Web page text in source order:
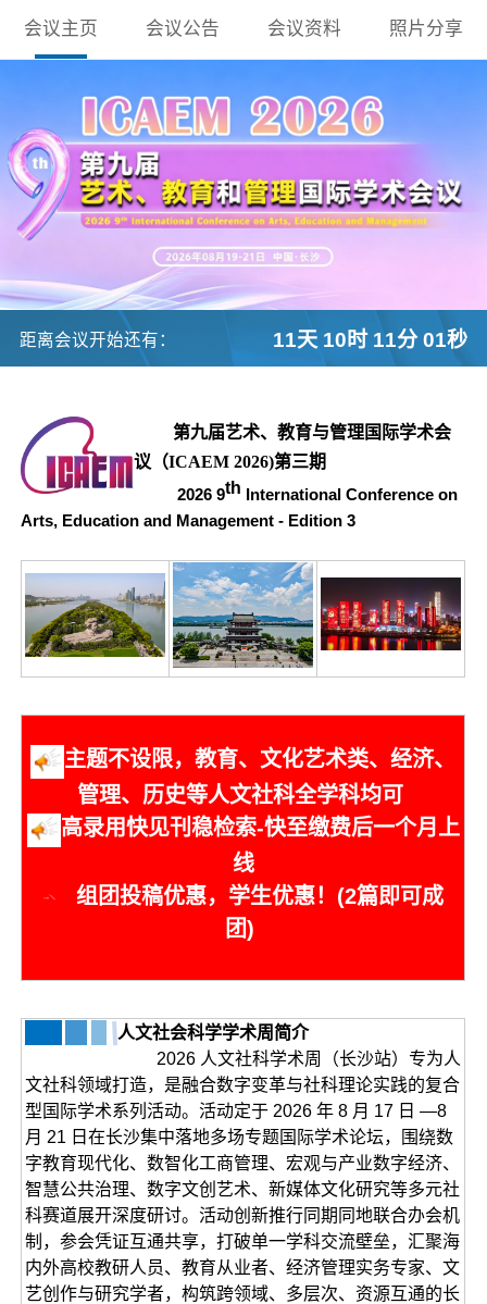
会议主页 会议公告 会议资料 照片分享
距离会议开始还有： 11天 10时 11分 00秒
第九届艺术、教育与管理国际学术会
议（ICAEM 2026)第三期
2026 9th International Conference on
Arts, Education and Management - Edition 3
主题不设限，教育、文化艺术类、经济、
管理、历史等人文社科全学科均可
高录用快见刊稳检索-快至缴费后一个月上
线
组团投稿优惠，学生优惠！(2篇即可成
团)
人文社会科学学术周简介
2026 人文社科学术周（长沙站）专为人
文社科领域打造，是融合数字变革与社科理论实践的复合
型国际学术系列活动。活动定于 2026 年 8 月 17 日 —8
月 21 日在长沙集中落地多场专题国际学术论坛，围绕数
字教育现代化、数智化工商管理、宏观与产业数字经济、
智慧公共治理、数字文创艺术、新媒体文化研究等多元社
科赛道展开深度研讨。活动创新推行同期同地联合办会机
制，参会凭证互通共享，打破单一学科交流壁垒，汇聚海
内外高校教研人员、教育从业者、经济管理实务专家、文
艺创作与研究学者，构筑跨领域、多层次、资源互通的长